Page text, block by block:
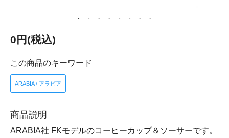
0円(税込)
この商品のキーワード
ARABIA / アラビア
商品説明
ARABIA社 FKモデルのコーヒーカップ＆ソーサーです。